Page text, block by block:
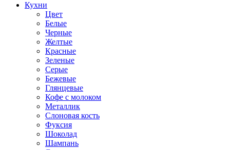
Кухни
Цвет
Белые
Черные
Желтые
Красные
Зеленые
Серые
Бежевые
Глянцевые
Кофе с молоком
Металлик
Слоновая кость
Фуксия
Шоколад
Шампань